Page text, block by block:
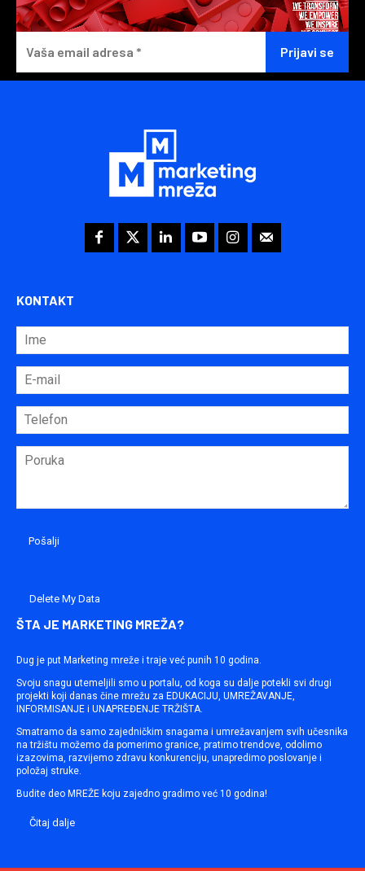
KONTAKT
Delete My Data
ŠTA JE MARKETING MREŽA?
Dug je put Marketing mreže i traje već punih 10 godina.
Svoju snagu utemeljili smo u portalu, od koga su dalje potekli svi drugi
projekti koji danas čine mrežu za EDUKACIJU, UMREŽAVANJE,
INFORMISANJE i UNAPREĐENJE TRŽIŠTA.
Smatramo da samo zajedničkim snagama i umrežavanjem svih učesnika
na tržištu možemo da pomerimo granice, pratimo trendove, odolimo
izazovima, razvijemo zdravu konkurenciju, unapredimo poslovanje i
položaj struke.
Budite deo MREŽE koju zajedno gradimo već 10 godina!
Čitaj dalje